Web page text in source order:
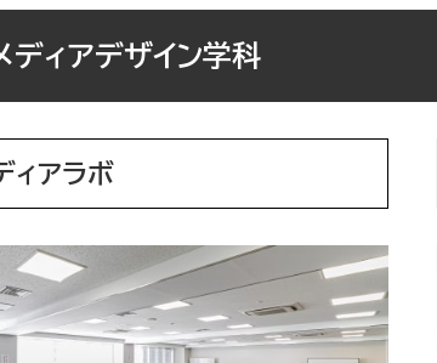
ディアデザイン学科
ィアラボ